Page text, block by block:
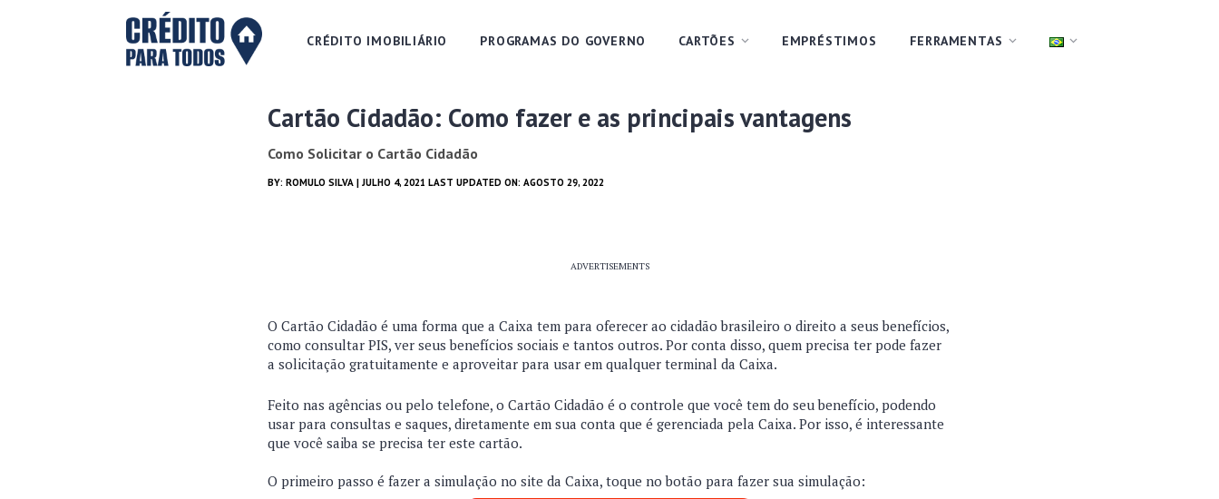
CRÉDITO IMOBILIÁRIO PROGRAMAS DO GOVERNO CARTÕES EMPRÉSTIMOS FERRAMENTAS
Cartão Cidadão: Como fazer e as principais vantagens
Como Solicitar o Cartão Cidadão
BY: ROMULO SILVA | JULHO 4, 2021 LAST UPDATED ON: AGOSTO 29, 2022
ADVERTISEMENTS
O Cartão Cidadão é uma forma que a Caixa tem para oferecer ao cidadão brasileiro o direito a seus benefícios,
como consultar PIS, ver seus benefícios sociais e tantos outros. Por conta disso, quem precisa ter pode fazer
a solicitação gratuitamente e aproveitar para usar em qualquer terminal da Caixa.
Feito nas agências ou pelo telefone, o Cartão Cidadão é o controle que você tem do seu benefício, podendo
usar para consultas e saques, diretamente em sua conta que é gerenciada pela Caixa. Por isso, é interessante
que você saiba se precisa ter este cartão.
O primeiro passo é fazer a simulação no site da Caixa, toque no botão para fazer sua simulação: